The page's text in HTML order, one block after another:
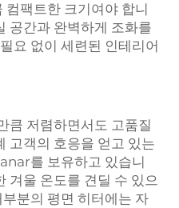
컴팩트한 크기여야 합니
공간과 완벽하게 조화를
요 없이 세련된 인테리어
큼 저렴하면서도 고품질
고객의 호응을 얻고 있는
를 보유하고 있습니
겨울 온도를 견딜 수 있으
분의 평면 히터에는 자